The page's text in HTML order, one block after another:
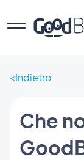
Indietro
Che